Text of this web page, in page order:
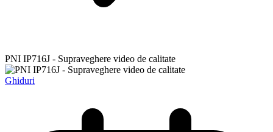
PNI IP716J - Supraveghere video de calitate
Ghiduri